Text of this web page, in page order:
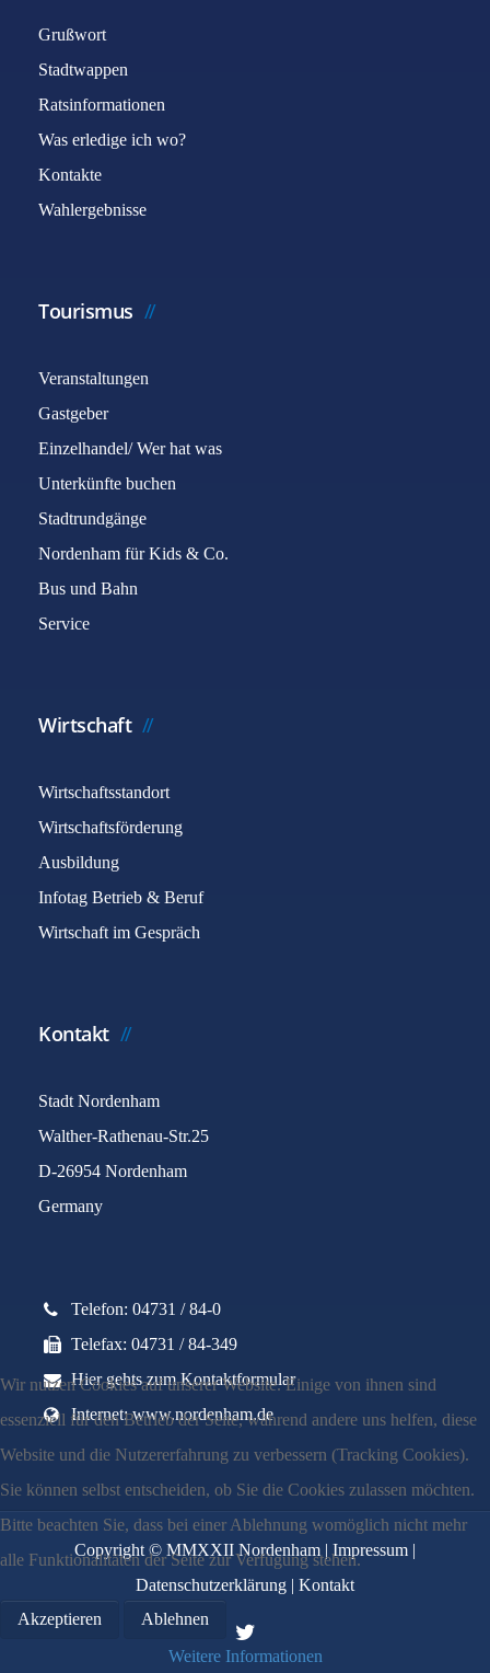
Grußwort
Stadtwappen
Ratsinformationen
Was erledige ich wo?
Kontakte
Wahlergebnisse
Tourismus
Veranstaltungen
Gastgeber
Einzelhandel/ Wer hat was
Unterkünfte buchen
Stadtrundgänge
Nordenham für Kids & Co.
Bus und Bahn
Service
Wirtschaft
Wirtschaftsstandort
Wirtschaftsförderung
Ausbildung
Infotag Betrieb & Beruf
Wirtschaft im Gespräch
Kontakt
Stadt Nordenham
Walther-Rathenau-Str.25
D-26954 Nordenham
Germany
Telefon: 04731 / 84-0
Telefax: 04731 / 84-349
Hier gehts zum Kontaktformular
Internet: www.nordenham.de
Copyright © MMXXII Nordenham |Impressum |
Datenschutzerklärung | Kontakt
Wir nutzen Cookies auf unserer Website. Einige von ihnen sind
essenziell für den Betrieb der Seite, während andere uns helfen, diese
Website und die Nutzererfahrung zu verbessern (Tracking Cookies).
Sie können selbst entscheiden, ob Sie die Cookies zulassen möchten.
Bitte beachten Sie, dass bei einer Ablehnung womöglich nicht mehr
alle Funktionalitäten der Seite zur Verfügung stehen.
Akzeptieren
Ablehnen
Weitere Informationen